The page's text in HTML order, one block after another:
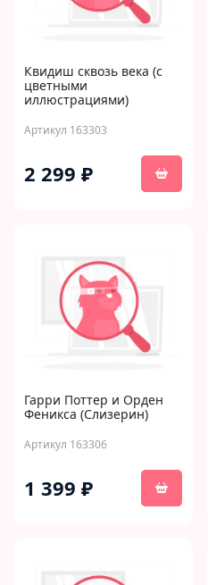
Квидиш сквозь века (с
цветными
иллюстрациями)
Артикул 163303
2 299 ₽
Гарри Поттер и Орден
Феникса (Слизерин)
Артикул 163306
1 399 ₽